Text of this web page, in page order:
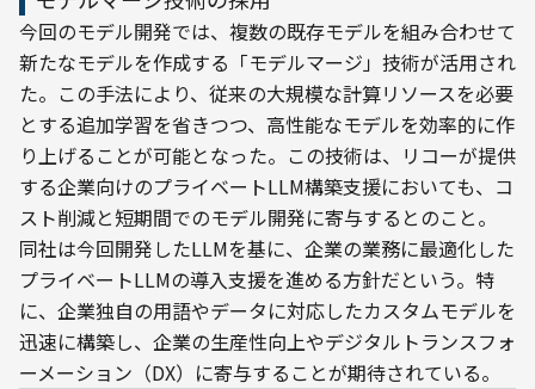
今回のモデル開発では、複数の既存モデルを組み合わせて
新たなモデルを作成する「モデルマージ」技術が活用され
た。この手法により、従来の大規模な計算リソースを必要
とする追加学習を省きつつ、高性能なモデルを効率的に作
り上げることが可能となった。この技術は、リコーが提供
する企業向けのプライベートLLM構築支援においても、コ
スト削減と短期間でのモデル開発に寄与するとのこと。
同社は今回開発したLLMを基に、企業の業務に最適化した
プライベートLLMの導入支援を進める方針だという。特
に、企業独自の用語やデータに対応したカスタムモデルを
迅速に構築し、企業の生産性向上やデジタルトランスフォ
ーメーション（DX）に寄与することが期待されている。